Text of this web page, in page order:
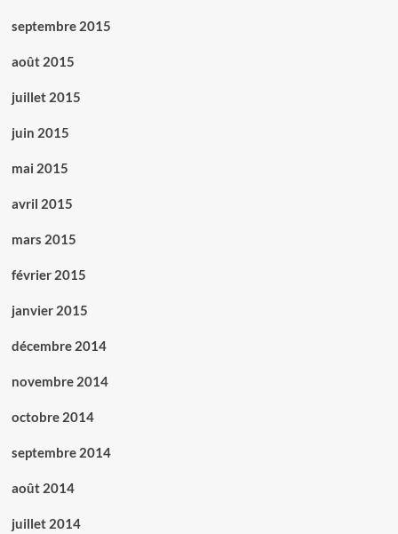
septembre 2015
août 2015
juillet 2015
juin 2015
mai 2015
avril 2015
mars 2015
février 2015
janvier 2015
décembre 2014
novembre 2014
octobre 2014
septembre 2014
août 2014
juillet 2014